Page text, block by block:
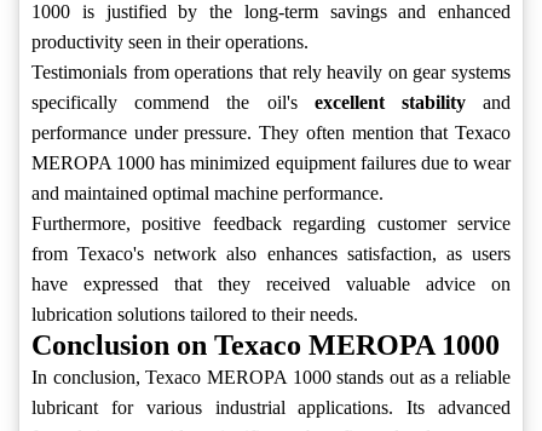
1000 is justified by the long-term savings and enhanced
productivity seen in their operations.
Testimonials from operations that rely heavily on gear systems
specifically commend the oil's excellent stabilityand
performance under pressure. They often mention that Texaco
MEROPA 1000 has minimized equipment failures due to wear
and maintained optimal machine performance.
Furthermore, positive feedback regarding customer service
from Texaco's network also enhances satisfaction, as users
have expressed that they received valuable advice on
lubrication solutions tailored to their needs.
Conclusion on Texaco MEROPA 1000
In conclusion, Texaco MEROPA 1000 stands out as a reliable
lubricant for various industrial applications. Its advanced